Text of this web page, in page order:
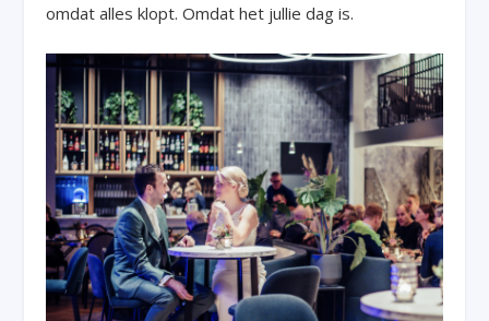
omdat alles klopt. Omdat het jullie dag is.